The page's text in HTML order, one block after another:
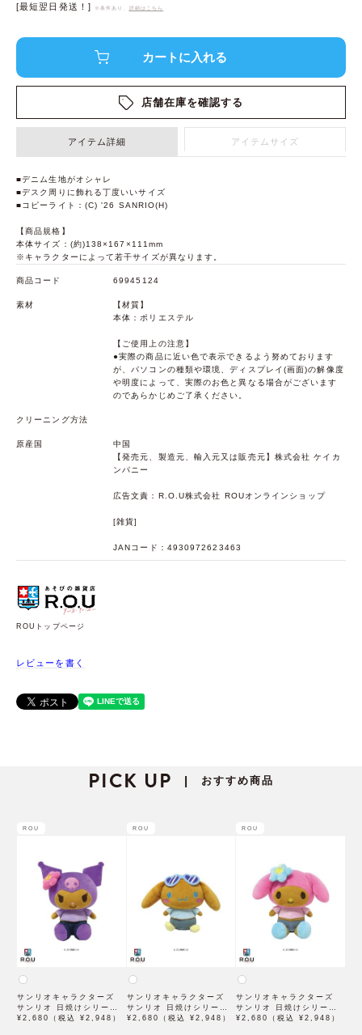
[最短翌日発送！]
※条件あり、 詳細はこちら
店舗在庫を確認する
アイテム詳細 アイテムサイズ
■デニム生地がオシャレ
■デスク周りに飾れる丁度いいサイズ
■コピーライト：(C) '26 SANRIO(H)
【商品規格】
本体サイズ：(約)138×167×111mm
※キャラクターによって若干サイズが異なります。
商品コード 69945124
素材
【材質】
本体：ポリエステル
【ご使用上の注意】
●実際の商品に近い色で表示できるよう努めております
が、パソコンの種類や環境、ディスプレイ(画面)の解像度
や明度によって、実際のお色と異なる場合がございます
のであらかじめご了承ください。
クリーニング方法
原産国
中国
【発売元、製造元、輸入元又は販売元】株式会社 ケイカ
ンパニー
広告文責：R.O.U株式会社 ROUオンラインショップ
[雑貨]
JANコード：4930972623463
ROUトップページ
レビューを書く
PICK UP | おすすめ商品
ROU
サンリオキャラクターズ
サンリオ 日焼けシリーズ
ぬいぐるみ クロミ SAHI-
¥2,680（税込 ¥2,948）
ROU
サンリオキャラクターズ
サンリオ 日焼けシリーズ
ぬいぐるみ シナモロール
¥2,680（税込 ¥2,948）
ROU
サンリオキャラクターズ
サンリオ 日焼けシリーズ
ぬいぐるみ マイメロディ
¥2,680（税込 ¥2,948）